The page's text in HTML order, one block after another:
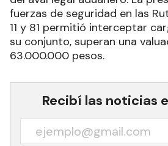
fuerzas de seguridad en las
11 y 81 permitió interceptar
su conjunto, superan una
63.000.000 pesos.
Recibí las noticias